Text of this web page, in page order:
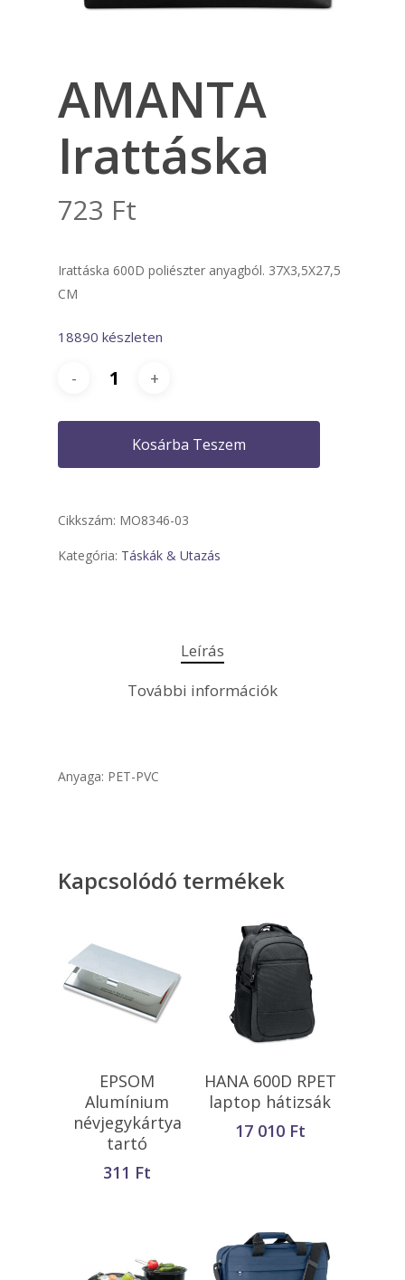
AMANTA
Irattáska
723 Ft
Irattáska 600D poliészter anyagból. 37X3,5X27,5
CM
18890 készleten
Kosárba Teszem
Cikkszám: MO8346-03
Kategória: Táskák & Utazás
Leírás
További információk
Anyaga: PET-PVC
Kapcsolódó termékek
Kosárba
Teszem
EPSOM
Alumínium
névjegykártya
tartó
311 Ft
Kosárba
Teszem
HANA 600D RPET
laptop hátizsák
17 010 Ft